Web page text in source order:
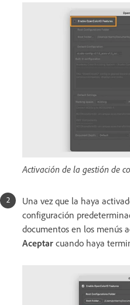
Activación de la gestión de
Una vez que la haya
configuración
documentos en los menús
Aceptar cuando haya